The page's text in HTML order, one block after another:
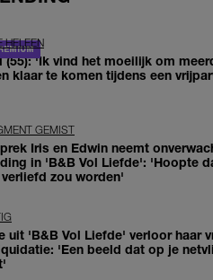
HELEEN
(55): 'Ik vind het moeilijk om
klaar te komen tijdens een
GEMIST
Iris en Edwin neemt
in 'B&B Vol Liefde': 'Hoopte
zou worden'
uit 'B&B Vol Liefde' verloor haar
'Een beeld dat op je